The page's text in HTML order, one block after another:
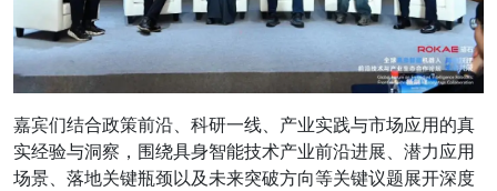
嘉宾们结合政策前沿、科研一线、产业实践与市场应用的真
实经验与洞察，围绕具身智能技术产业前沿进展、潜力应用
场景、落地关键瓶颈以及未来突破方向等关键议题展开深度